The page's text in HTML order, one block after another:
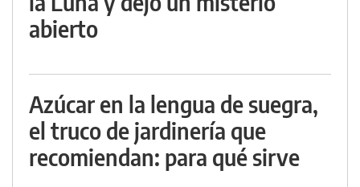
abierto
Azúcar en la lengua de suegra,
el truco de jardinería que
recomiendan: para qué sirve